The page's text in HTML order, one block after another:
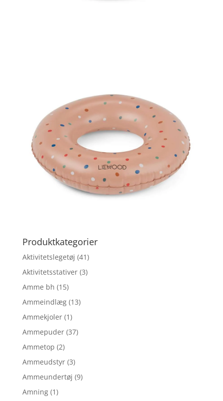
Produktkategorier
Aktivitetslegetøj (41)
Aktivitetsstativer (3)
Amme bh (15)
Ammeindlæg (13)
Ammekjoler (1)
Ammepuder (37)
Ammetop (2)
Ammeudstyr (3)
Ammeundertøj (9)
Amning (1)